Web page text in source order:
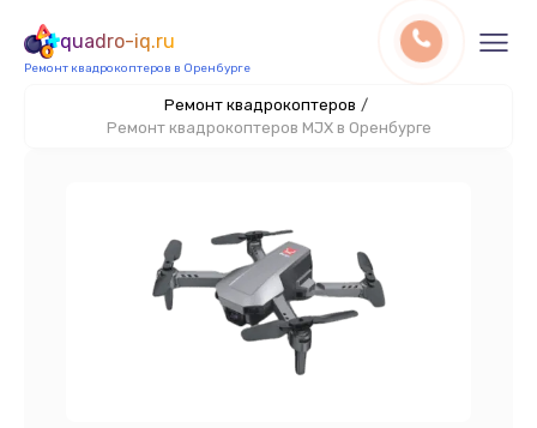
quadro-iq.ru
Ремонт квадрокоптеров в Оренбурге
Ремонт квадрокоптеров /
Ремонт квадрокоптеров MJX в Оренбурге